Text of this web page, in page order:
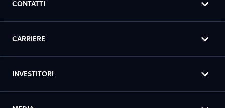
CONTATTI
CARRIERE
INVESTITORI